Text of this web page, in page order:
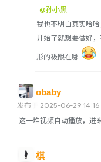
@孙小黑
我也不明白其实哈
开始了就想要做好
形的极限在哪
obaby
发布于 2025-06-29 14:16
这一堆视频自动播放，进
棋